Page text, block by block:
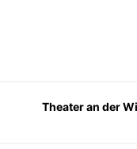
Theater an der